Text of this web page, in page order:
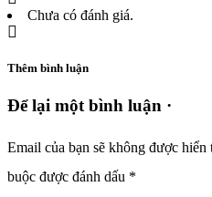
Chưa có đánh giá.
Thêm bình luận
Để lại một bình luận ·
Email của bạn sẽ không được hiển
buộc được đánh dấu *